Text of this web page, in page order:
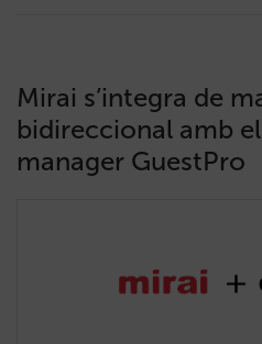
Mirai s’integra de
bidireccional amb
manager GuestPro